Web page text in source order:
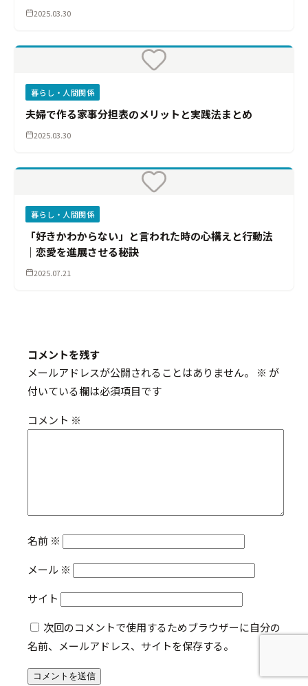
2025.03.30
暮らし・人間関係
夫婦で作る家事分担表のメリットと実践法まとめ
2025.03.30
暮らし・人間関係
「好きかわからない」と言われた時の心構えと行動法
｜恋愛を進展させる秘訣
2025.07.21
コメントを残す
メールアドレスが公開されることはありません。
※ が
付いている欄は必須項目です
コメント ※
名前 ※
メール ※
サイト
次回のコメントで使用するためブラウザーに自分の
名前、メールアドレス、サイトを保存する。